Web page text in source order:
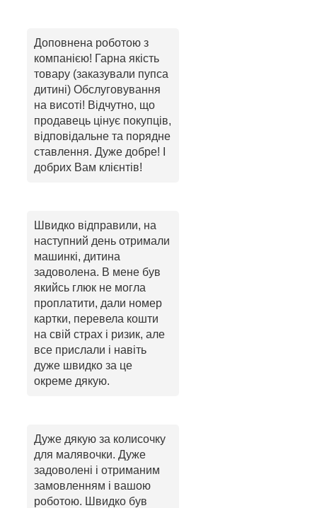
Доповнена роботою з
компанією! Гарна якість
товару (заказували пупса
дитині) Обслуговування
на висоті! Відчутно, що
продавець цінує покупців,
відповідальне та порядне
ставлення. Дуже добре! І
добрих Вам клієнтів!
Швидко відправили, на
наступний день отримали
машинкі, дитина
задоволена. В мене був
якийсь глюк не могла
проплатити, дали номер
картки, перевела кошти
на свій страх і ризик, але
все прислали і навіть
дуже швидко за це
окреме дякую.
Дуже дякую за колисочку
для малявочки. Дуже
задоволені і отриманим
замовленням і вашою
роботою. Швидко був